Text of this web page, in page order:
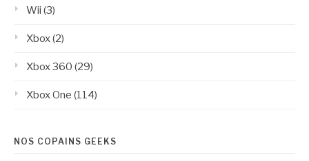
Wii (3)
Xbox(2)
Xbox 360 (29)
Xbox One (114)
NOS COPAINS GEEKS